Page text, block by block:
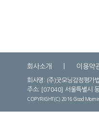
회사소개 이용약
회사명: (주)굿모닝감정평
주소: [07040] 서울특별시
COPYRIGHT(C) 2016 Good